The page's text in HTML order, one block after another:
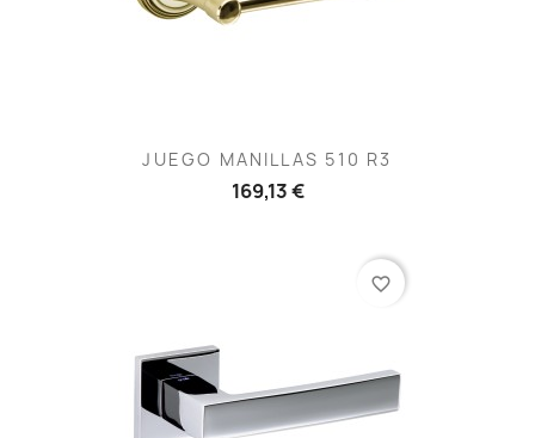
JUEGO MANILLAS 510 R3
169,13 €
favorite_border